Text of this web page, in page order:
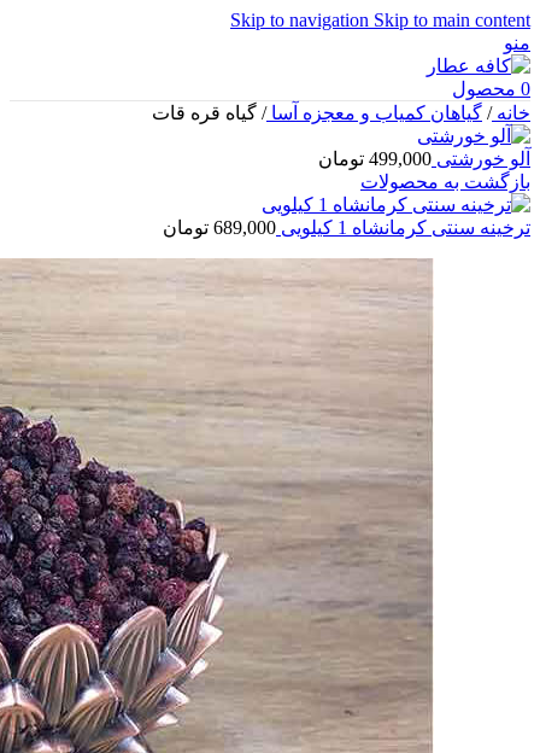
Skip to navigation Skip to main content
منو
0 محصول
خانه/ گیاهان کمیاب و معجزه آسا/ گیاه قره قات
آلو خورشتی 499,000 تومان
بازگشت به محصولات
ترخینه سنتی کرمانشاه 1 کیلویی 689,000 تومان